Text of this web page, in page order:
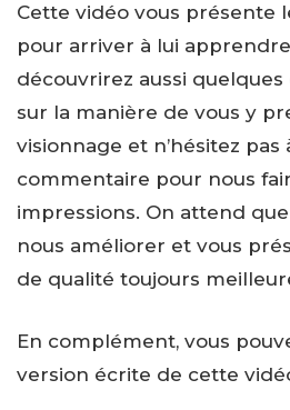
Cette vidéo vous présente
pour arriver à lui
découvrirez aussi
sur la manière de vous y
visionnage et n’hésitez pas
commentaire pour nous
impressions. On attend
nous améliorer et vous
de qualité toujours
En complément, vous
version écrite de cette